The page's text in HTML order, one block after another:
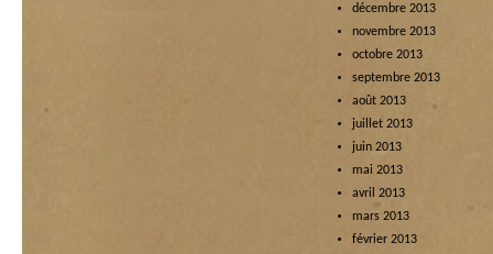
décembre 2013
novembre 2013
octobre 2013
septembre 2013
août 2013
juillet 2013
juin 2013
mai 2013
avril 2013
mars 2013
février 2013